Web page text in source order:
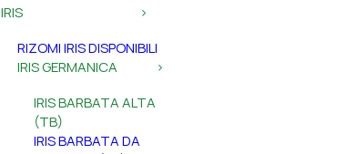
IRIS
RIZOMI IRIS DISPONIBILI
IRIS GERMANICA
IRIS BARBATA ALTA
(TB)
IRIS BARBATA DA